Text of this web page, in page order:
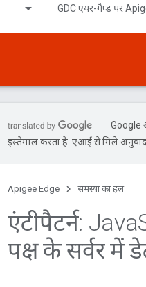
GDC एयर-गैप्ड पर
Google
इस्तेमाल करता है. एआई से मिले
Apigee Edge समस्या का हल
एंटीपैटर्न: Java
पक्ष के सर्वर में